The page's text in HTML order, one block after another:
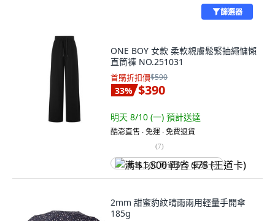
篩選器
ONE BOY 女款 柔軟親膚鬆緊抽繩慵懶
直筒褲 NO.251031
首購折扣價$590
33% $390
明天 8/10 (一) 預計送達
酷澎直售 ∙ 免運 ∙ 免費退貨
(7)
满 $1,500 再省 $75 (王道卡)
2mm 甜蜜豹紋晴雨兩用輕量手開傘
185g